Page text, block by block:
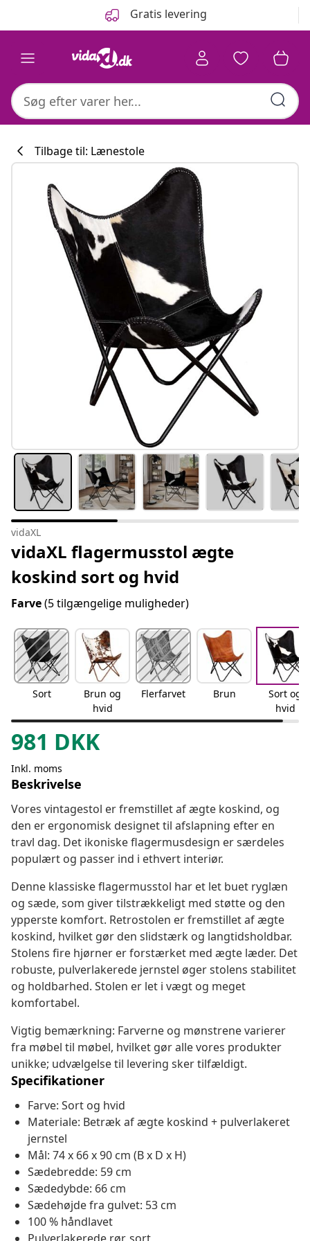
Gratis levering
#sharemevidaxl
Tilbage til: Lænestole
vidaXL
vidaXL flagermusstol ægte
koskind sort og hvid
Farve(5 tilgængelige muligheder)
Sort
Brun og
hvid
Flerfarvet Brun
Sort og
hvid
981 DKK
Inkl. moms
Beskrivelse
Vores vintagestol er fremstillet af ægte koskind, og
den er ergonomisk designet til afslapning efter en
travl dag. Det ikoniske flagermusdesign er særdeles
populært og passer ind i ethvert interiør.
Denne klassiske flagermusstol har et let buet ryglæn
og sæde, som giver tilstrækkeligt med støtte og den
ypperste komfort. Retrostolen er fremstillet af ægte
koskind, hvilket gør den slidstærk og langtidsholdbar.
Stolens fire hjørner er forstærket med ægte læder. Det
robuste, pulverlakerede jernstel øger stolens stabilitet
og holdbarhed. Stolen er let i vægt og meget
komfortabel.
Vigtig bemærkning: Farverne og mønstrene varierer
fra møbel til møbel, hvilket gør alle vores produkter
unikke; udvælgelse til levering sker tilfældigt.
Specifikationer
Farve: Sort og hvid
Materiale: Betræk af ægte koskind + pulverlakeret
jernstel
Mål: 74 x 66 x 90 cm (B x D x H)
Sædebredde: 59 cm
Sædedybde: 66 cm
Sædehøjde fra gulvet: 53 cm
100 % håndlavet